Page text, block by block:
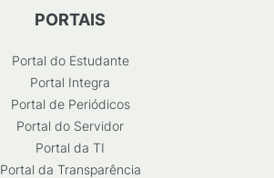
PORTAIS
Portal do Estudante
Portal Integra
Portal de Periódicos
Portal do Servidor
Portal da TI
Portal da Transparência